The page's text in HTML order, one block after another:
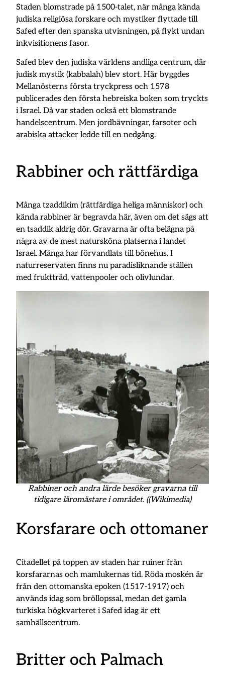
Staden blomstrade på 1500-talet, när många kända
judiska religiösa forskare och mystiker flyttade till
Safed efter den spanska utvisningen, på flykt undan
inkvisitionens fasor.
Safed blev den judiska världens andliga centrum, där
judisk mystik (kabbalah) blev stort. Här byggdes
Mellanösterns första tryckpress och 1578
publicerades den första hebreiska boken som tryckts
i Israel. Då var staden också ett blomstrande
handelscentrum. Men jordbävningar, farsoter och
arabiska attacker ledde till en nedgång.
Rabbiner och rättfärdiga
Många tzaddikim (rättfärdiga heliga människor) och
kända rabbiner är begravda här, även om det sägs att
en tsaddik aldrig dör. Gravarna är ofta belägna på
några av de mest natursköna platserna i landet
Israel. Många har förvandlats till bönehus. I
naturreservaten finns nu paradisliknande ställen
med fruktträd, vattenpooler och olivlundar.
Rabbiner och andra lärde besöker gravarna till
tidigare läromästare i området. ((Wikimedia)
Korsfarare och ottomaner
Citadellet på toppen av staden har ruiner från
korsfararnas och mamlukernas tid. Röda moskén är
från den ottomanska epoken (1517-1917) och
används idag som bröllopssal, medan det gamla
turkiska högkvarteret i Safed idag är ett
samhällscentrum.
Britter och Palmach